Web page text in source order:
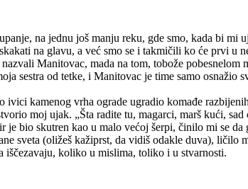
na jednu još manju reku, gde smo, kada bi
na glavu, a već smo se i takmičili ko će prvi u
Manitovac, mada na tom, tobože
sestra od tetke, i Manitovac je time samo
kamenog vrha ograde ugradio komađe
moj ujak. „Šta radite tu, magarci, marš kući,
bio skutren kao u malo većoj šerpi, činilo mi se
sveta (oližeš kažiprst, da vidiš odakle duva),
iščezavaju, koliko u mislima, toliko i u stvarnosti.